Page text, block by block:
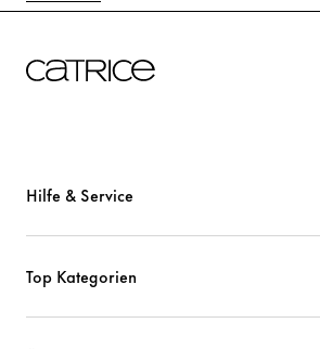
Hilfe & Service
Top Kategorien